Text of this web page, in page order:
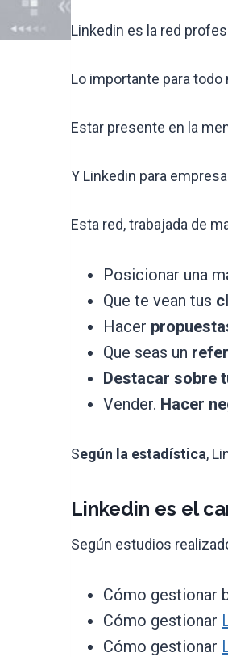
Linkedin es la red
Lo importante para
Estar presente en la
Y Linkedin para
Esta red, trabajada de
Posicionar una
Que te vean tus
Hacer
Que seas un
Destacar sobre
Vender. Hacer
Según la estadística,
Linkedin es el
Según estudios
Cómo gestionar
Cómo gestionar
Cómo gestionar